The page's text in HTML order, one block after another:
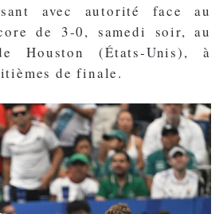
avec autorité face au
de 3-0, samedi soir, au
Houston (États-Unis), à
de finale.